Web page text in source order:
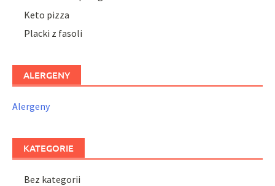
Keto pizza
Placki z fasoli
ALERGENY
Alergeny
KATEGORIE
Bez kategorii